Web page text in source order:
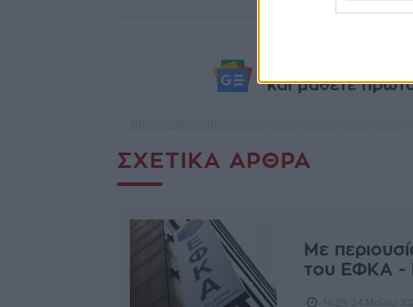
και μάθετε
ΣΧΕΤΙΚΆ ΆΡΘΡΑ
Με
του ΕΦΚΑ -